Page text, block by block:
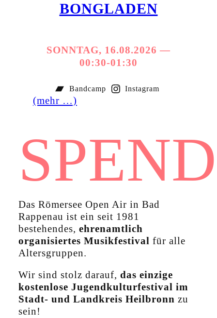
BONGLADEN
SONNTAG, 16.08.2026 —
00:30-01:30
Bandcamp Instagram
(mehr …)
Das Römersee Open Air in Bad
Rappenau ist ein seit 1981
bestehendes, ehrenamtlich
organisiertes Musikfestival für alle
Altersgruppen.
Wir sind stolz darauf, das einzige
kostenlose Jugendkulturfestival im
Stadt- und Landkreis Heilbronn zu
sein!